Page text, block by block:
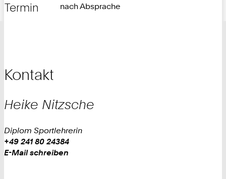
Termin nach Absprache
Kontakt
Heike Nitzsche
Diplom Sportlehrerin
Work
Telefon:
+
+49 241 80 24384
Work
E-Mail schreiben